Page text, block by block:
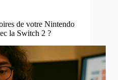
de votre Nintendo
la Switch 2 ?